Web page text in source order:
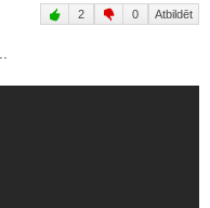
2 0 Atbildēt